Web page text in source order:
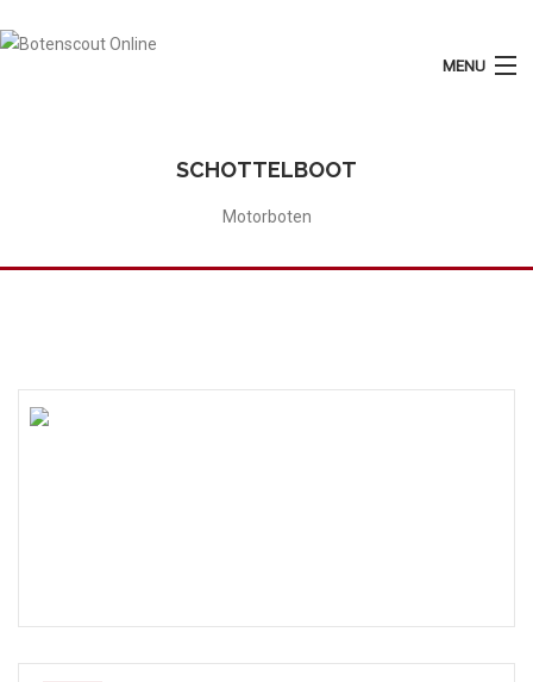
MENU
Contact
SCHOTTELBOOT
Motorboten